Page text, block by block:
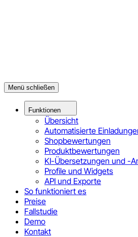
Menü schließen
Funktionen
Übersicht
Automatisierte
Shopbewertungen
Produktbewertungen
KI-Übersetzungen und -
Profile und Widgets
API und Exporte
So funktioniert es
Preise
Fallstudie
Demo
Kontakt